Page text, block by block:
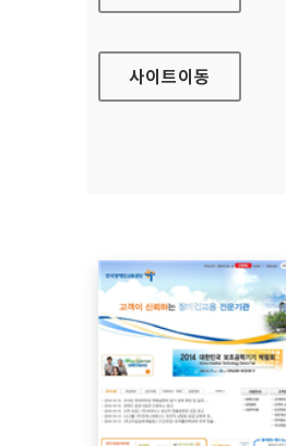
사이트이동